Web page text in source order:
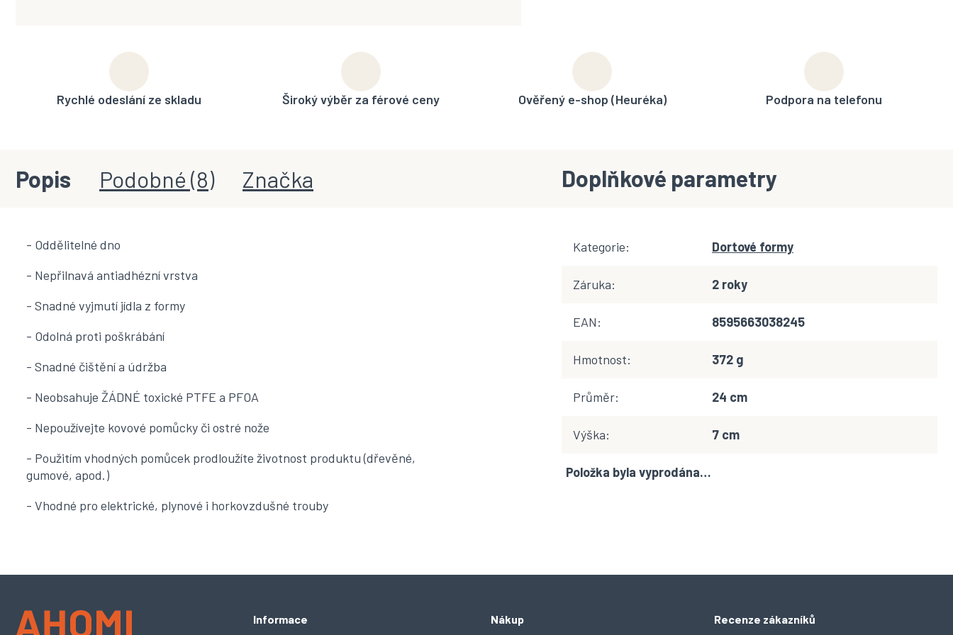
Rychlé odeslání ze skladu Široký výběr za férové ceny Ověřený e-shop (Heuréka) Podpora na telefonu
Popis Podobné (8) Značka
- Oddělitelné dno
- Nepřilnavá antiadhézní vrstva
- Snadné vyjmutí jídla z formy
- Odolná proti poškrábání
- Snadné čištění a údržba
- Neobsahuje ŽÁDNÉ toxické PTFE a PFOA
- Nepoužívejte kovové pomůcky či ostré nože
- Použitím vhodných pomůcek prodloužíte životnost produktu (dřevěné,
gumové, apod.)
- Vhodné pro elektrické, plynové i horkovzdušné trouby
Doplňkové parametry
Kategorie: Dortové formy
Záruka: 2 roky
EAN: 8595663038245
Hmotnost: 372 g
Průměr: 24 cm
Výška: 7 cm
Položka byla vyprodána…
Informace Nákup Recenze zákazníků